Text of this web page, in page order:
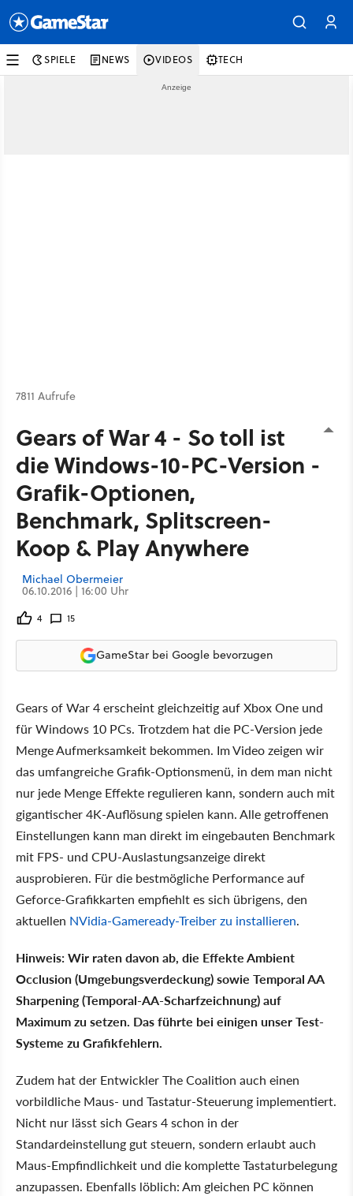
SPIELE NEWS VIDEOS TECH
7811 Aufrufe
Gears of War 4 - So toll ist
die Windows-10-PC-Version -
Grafik-Optionen,
Benchmark, Splitscreen-
Koop & Play Anywhere
Michael Obermeier
06.10.2016 | 16:00 Uhr
4 15
GameStar bei Google bevorzugen
Gears of War 4 erscheint gleichzeitig auf Xbox One und
für Windows 10 PCs. Trotzdem hat die PC-Version jede
Menge Aufmerksamkeit bekommen. Im Video zeigen wir
das umfangreiche Grafik-Optionsmenü, in dem man nicht
nur jede Menge Effekte regulieren kann, sondern auch mit
gigantischer 4K-Auflösung spielen kann. Alle getroffenen
Einstellungen kann man direkt im eingebauten Benchmark
mit FPS- und CPU-Auslastungsanzeige direkt
ausprobieren. Für die bestmögliche Performance auf
Geforce-Grafikkarten empfiehlt es sich übrigens, den
aktuellen NVidia-Gameready-Treiber zu installieren.
Hinweis: Wir raten davon ab, die Effekte Ambient
Occlusion (Umgebungsverdeckung) sowie Temporal AA
Sharpening (Temporal-AA-Scharfzeichnung) auf
Maximum zu setzen. Das führte bei einigen unser Test-
Systeme zu Grafikfehlern.
Zudem hat der Entwickler The Coalition auch einen
vorbildliche Maus- und Tastatur-Steuerung implementiert.
Nicht nur lässt sich Gears 4 schon in der
Standardeinstellung gut steuern, sondern erlaubt auch
Maus-Empfindlichkeit und die komplette Tastaturbelegung
anzupassen. Ebenfalls löblich: Am gleichen PC können